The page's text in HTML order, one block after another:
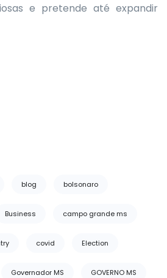
e pretende até expandir
blog bolsonaro
Business campo grande ms
covid Election
Governador MS GOVERNO MS